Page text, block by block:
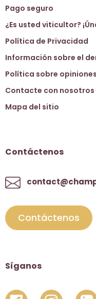
Pago seguro
¿Es usted viticultor?
Política de Privacidad
Información sobre el
Política sobre
Contacte con nosotros
Mapa del sitio
Contáctenos
Contáctenos
Síganos